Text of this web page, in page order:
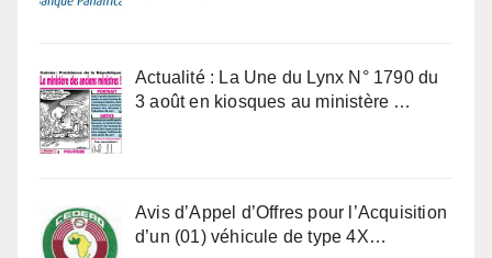
Actualité : La Une du Lynx N° 1790 du
3 août en kiosques au ministère …
Avis d’Appel d’Offres pour l’Acquisition
d’un (01) véhicule de type 4X…